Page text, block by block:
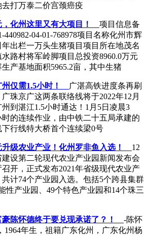
打万泰二价宫颈癌疫
化州这里又有大项目！
项目信息备
440982-04-01-768978项目名称化州市辉
出栏一万头生猪项目项目所在地茂名
路村将军岭脚项目总投资8960.0万元
产基地面积5965.2亩，其中生猪
仅需1.5小时！
广湛高铁进度条再刷
珠京广这两条联络线将于2022年12月
到湛江1.5小时通达！1月5日凌晨3
时的连续作业，由中铁二十五局承建的
行线特大桥首个连续梁0号
级农业产业！化州罗非鱼入选！
12
建设第二轮现代农业产业园新闻发布会
开，正式发布2021年省级现代农业产
计74个产业园入选。包括5个跨县集群
性产业园、49个特色产业园和14个珠三
陈怀德终于要兑现承诺了？！
-陈怀
1964年生，祖籍广东化州，广东化州杨